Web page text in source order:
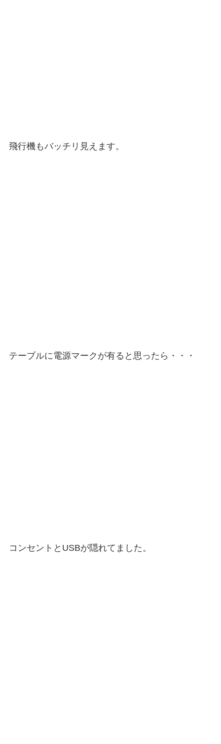
飛行機もバッチリ見えます。
テーブルに電源マークが有ると思ったら・・・
コンセントとUSBが隠れてました。